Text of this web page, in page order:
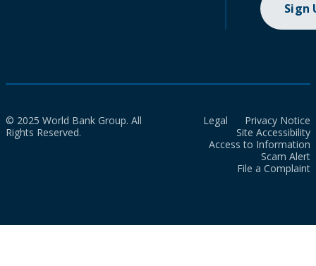
Sign
© 2025 World Bank Group. All
Rights Reserved.
Legal
Privacy Notice
Site Accessibility
Access to Information
Scam Alert
File a Complaint